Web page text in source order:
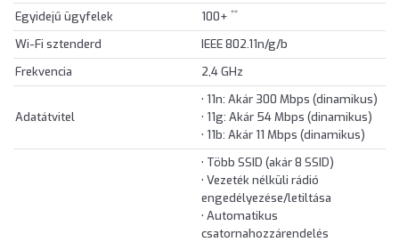
Egyidejű ügyfelek 100+ **
Wi-Fi sztenderd
IEEE 802.11n/g/b
Frekvencia
2,4 GHz
Adatátvitel
• 11n: Akár 300 Mbps (dinamikus)
• 11g: Akár 54 Mbps (dinamikus)
• 11b: Akár 11 Mbps (dinamikus)
• Több SSID (akár 8 SSID)
• Vezeték nélküli rádió
engedélyezése/letiltása
• Automatikus
csatornahozzárendelés